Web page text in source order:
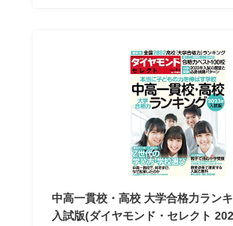
中高一貫校・高校 大学合格力ラン
入試版(ダイヤモンド・セレクト